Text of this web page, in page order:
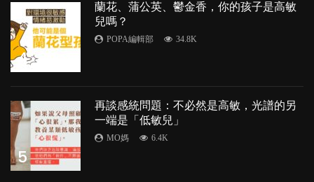
4
蘭花、蒲公英、鬱金香，你的孩子是高敏
兒嗎？
POPA編輯部 34.8K
5
再談感統問題：不必然是高敏，光譜的另
一端是「低敏兒」
MO媽 6.4K